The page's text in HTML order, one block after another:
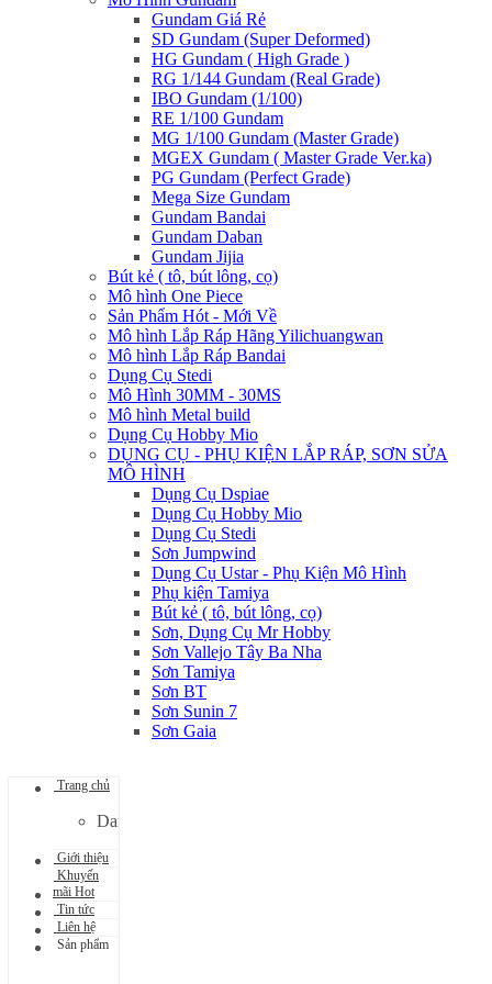
Gundam Giá Rẻ
SD Gundam (Super Deformed)
HG Gundam ( High Grade )
RG 1/144 Gundam (Real Grade)
IBO Gundam (1/100)
RE 1/100 Gundam
MG 1/100 Gundam (Master Grade)
MGEX Gundam ( Master Grade Ver.ka)
PG Gundam (Perfect Grade)
Mega Size Gundam
Gundam Bandai
Gundam Daban
Gundam Jijia
Bút kẻ ( tô, bút lông, cọ)
Mô hình One Piece
Sản Phẩm Hót - Mới Về
Mô hình Lắp Ráp Hãng Yilichuangwan
Mô hình Lắp Ráp Bandai
Dụng Cụ Stedi
Mô Hình 30MM - 30MS
Mô hình Metal build
Dụng Cụ Hobby Mio
DỤNG CỤ - PHỤ KIỆN LẮP RÁP, SƠN SỬA
MÔ HÌNH
Dụng Cụ Dspiae
Dụng Cụ Hobby Mio
Dụng Cụ Stedi
Sơn Jumpwind
Dụng Cụ Ustar - Phụ Kiện Mô Hình
Phụ kiện Tamiya
Bút kẻ ( tô, bút lông, cọ)
Sơn, Dụng Cụ Mr Hobby
Sơn Vallejo Tây Ba Nha
Sơn Tamiya
Sơn BT
Sơn Sunin 7
Sơn Gaia
Trang chủ
Danh mục đang cập nhật...
Giới thiệu
Khuyến
mãi Hot
Tin tức
Liên hệ
Sản phẩm